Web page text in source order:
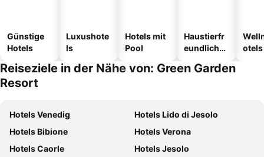
Günstige
Hotels
Luxushote
ls
Hotels mit
Pool
Haustierfr
eundliche
otels
Reiseziele in der Nähe von: Green Garden
Resort
Hotels Venedig
Hotels Lido di Jesolo
Hotels Bibione
Hotels Verona
Hotels Caorle
Hotels Jesolo